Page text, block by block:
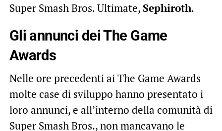
Super Smash Bros. Ultimate, Sephiroth.
Gli annunci dei The Game
Awards
Nelle ore precedenti ai The Game Awards
molte case di sviluppo hanno presentato i
loro annunci, e all’interno della comunità di
Super Smash Bros., non mancavano le